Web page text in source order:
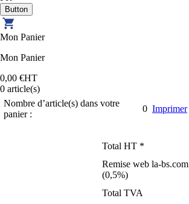
Mon Panier
Mon Panier
0,00 €HT
0 article(s)
Nombre d’article(s) dans votre
panier :
0 Imprimer
Total HT *
Remise web la-bs.com
(0,5%)
Total TVA